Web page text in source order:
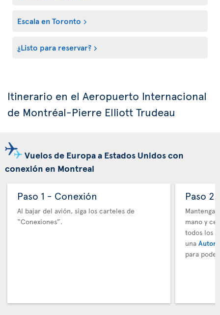
Escala en Toronto
¿Listo para reservar?
Itinerario en el Aeropuerto Internacional
de Montréal-Pierre Elliott Trudeau
Vuelos de Europa a Estados Unidos con
conexión en Montreal
Paso 1 - Conexión
Al bajar del avión, siga los carteles de
“Conexiones”.
Paso 2
Mantenga
mano y
todos los
una
para